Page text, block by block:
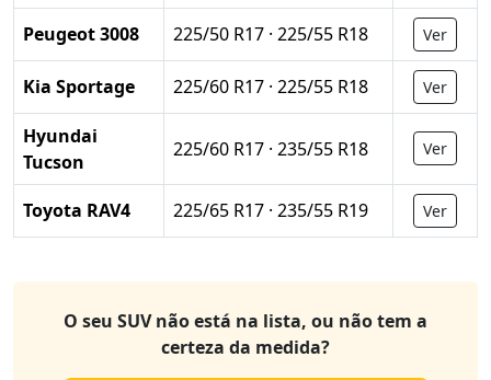
Peugeot 3008 225/50 R17 · 225/55 R18 Ver
Kia Sportage 225/60 R17 · 225/55 R18 Ver
Hyundai
Tucson
225/60 R17 · 235/55 R18 Ver
Toyota RAV4 225/65 R17 · 235/55 R19 Ver
O seu SUV não está na lista, ou não tem a
certeza da medida?